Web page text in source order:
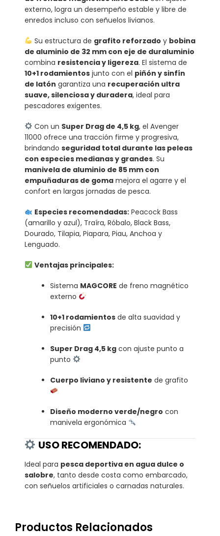
externo, logra un desempeño estable y libre de
enredos incluso con señuelos livianos.
Su estructura de grafito reforzado y bobina
de aluminio de 32 mm con eje de duraluminio
combina resistencia y ligereza. El sistema de
10+1 rodamientos junto con el piñón y sinfín
de latón garantiza una recuperación ultra
suave, silenciosa y duradera, ideal para
pescadores exigentes.
Con un Super Drag de 4,5 kg, el Avenger
11000 ofrece una tracción firme y progresiva,
brindando seguridad total durante las peleas
con especies medianas y grandes. Su
manivela de aluminio de 85 mm con
empuñaduras de goma mejora el agarre y el
confort en largas jornadas de pesca.
Especies recomendadas:Peacock Bass
(amarillo y azul), Traíra, Róbalo, Black Bass,
Dourado, Tilapia, Piapara, Piau, Anchoa y
Lenguado.
Ventajas principales:
Sistema MAGCORE de freno magnético
externo
10+1 rodamientos de alta suavidad y
precisión
Super Drag 4,5 kg con ajuste punto a
punto
Cuerpo liviano y resistente de grafito
Diseño moderno verde/negro con
manivela ergonómica
USO RECOMENDADO:
Ideal para pesca deportiva en agua dulce o
salobre, tanto desde costa como embarcado,
con señuelos artificiales o carnadas naturales.
Productos Relacionados